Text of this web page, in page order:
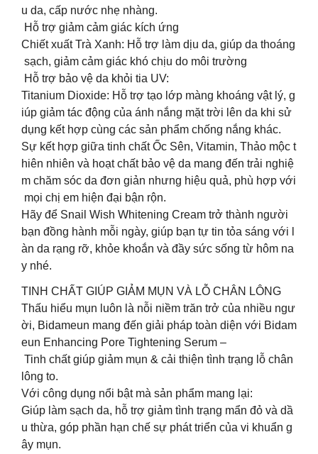
u da, cấp nước nhẹ nhàng.
Hỗ trợ giảm cảm giác kích ứng
Chiết xuất Trà Xanh: Hỗ trợ làm dịu da, giúp da thoáng
sạch, giảm cảm giác khó chịu do môi trường
️ Hỗ trợ bảo vệ da khỏi tia UV:
Titanium Dioxide: Hỗ trợ tạo lớp màng khoáng vật lý, g
iúp giảm tác động của ánh nắng mặt trời lên da khi sử
dụng kết hợp cùng các sản phẩm chống nắng khác.
Sự kết hợp giữa tinh chất Ốc Sên, Vitamin, Thảo mộc t
hiên nhiên và hoạt chất bảo vệ da mang đến trải nghiệ
m chăm sóc da đơn giản nhưng hiệu quả, phù hợp với
mọi chị em hiện đại bận rộn.
Hãy để Snail Wish Whitening Cream trở thành người
bạn đồng hành mỗi ngày, giúp bạn tự tin tỏa sáng với l
àn da rạng rỡ, khỏe khoắn và đầy sức sống từ hôm na
y nhé.
TINH CHẤT GIÚP GIẢM MỤN VÀ LỖ CHÂN LÔNG
Thấu hiểu mụn luôn là nỗi niềm trăn trở của nhiều ngư
ời, Bidameun mang đến giải pháp toàn diện với Bidam
eun Enhancing Pore Tightening Serum –
Tinh chất giúp giảm mụn & cải thiện tình trạng lỗ chân
lông to.
Với công dụng nổi bật mà sản phẩm mang lại:
Giúp làm sạch da, hỗ trợ giảm tình trạng mẩn đỏ và dầ
u thừa, góp phần hạn chế sự phát triển của vi khuẩn g
ây mụn.